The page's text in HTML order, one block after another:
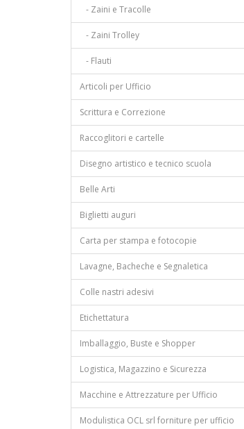
- Zaini e Tracolle
- Zaini Trolley
- Flauti
Articoli per Ufficio
Scrittura e Correzione
Raccoglitori e cartelle
Disegno artistico e tecnico scuola
Belle Arti
Biglietti auguri
Carta per stampa e fotocopie
Lavagne, Bacheche e Segnaletica
Colle nastri adesivi
Etichettatura
Imballaggio, Buste e Shopper
Logistica, Magazzino e Sicurezza
Macchine e Attrezzature per Ufficio
Modulistica OCL srl forniture per ufficio